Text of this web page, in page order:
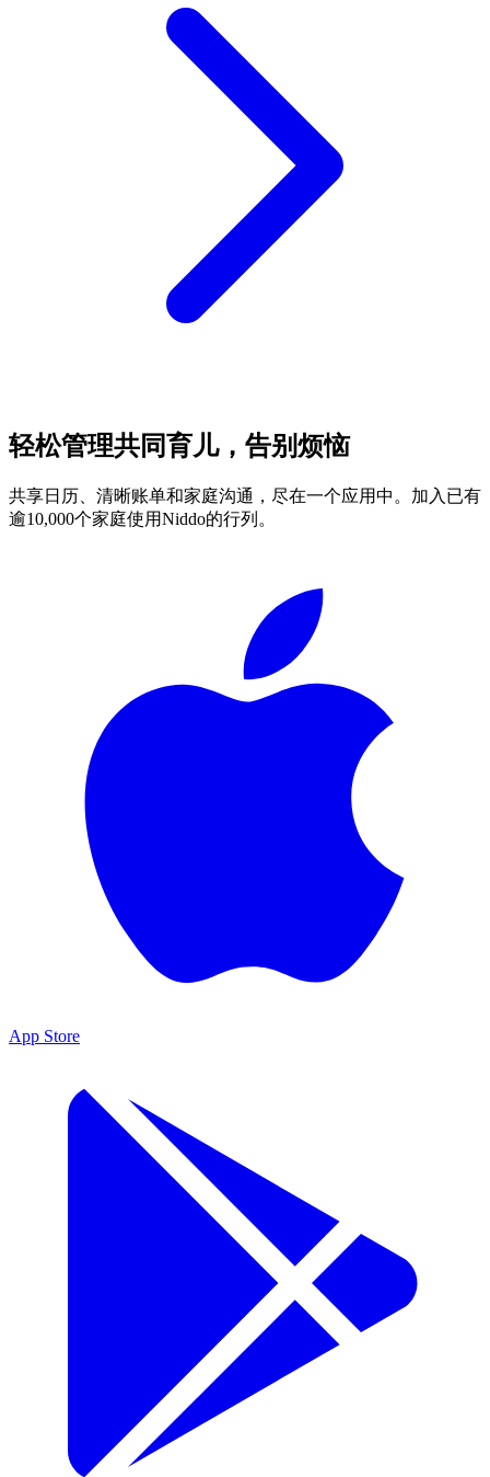
轻松管理共同育儿，告别烦恼
共享日历、清晰账单和家庭沟通，尽在一个应用中。加入已有
逾10,000个家庭使用Niddo的行列。
App Store